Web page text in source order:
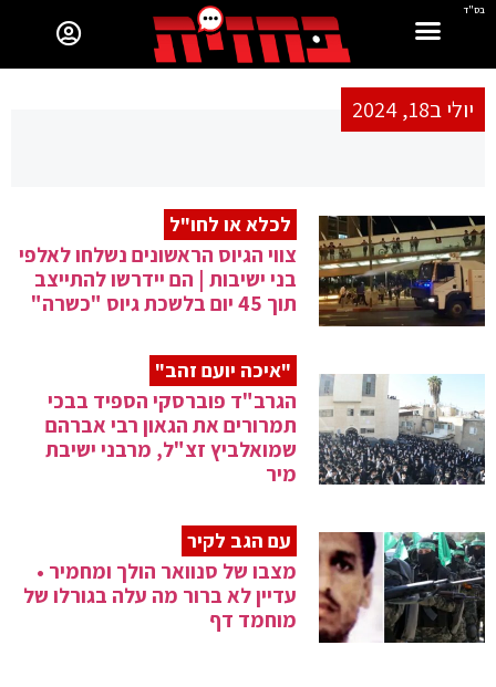
בס"ד
יולי ב18, 2024
לכלא או לחו"ל
צווי הגיוס הראשונים נשלחו לאלפי
בני ישיבות | הם יידרשו להתייצב
תוך 45 יום בלשכת גיוס "כשרה"
"איכה יועם זהב"
הגרב"ד פוברסקי הספיד בבכי
תמרורים את הגאון רבי אברהם
שמואלביץ זצ"ל, מרבני ישיבת
מיר
עם הגב לקיר
מצבו של סנוואר הולך ומחמיר •
עדיין לא ברור מה עלה בגורלו של
מוחמד דף